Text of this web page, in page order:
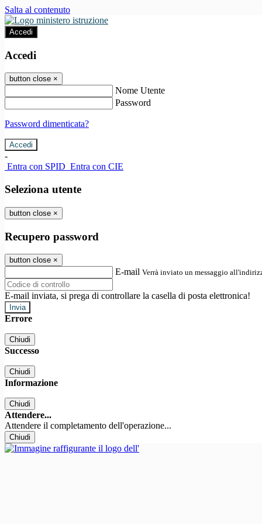
Salta al contenuto
Accedi
Accedi
button close ×
Nome Utente
Password
Password dimenticata?
-
Entra con SPID Entra con CIE
Seleziona utente
button close ×
Recupero password
button close ×
E-mail Verrà inviato un messaggio
E-mail inviata, si prega di controllare la casella di posta elettronica!
Errore
Chiudi
Successo
Chiudi
Informazione
Chiudi
Attendere...
Attendere il completamento dell'operazione...
Chiudi